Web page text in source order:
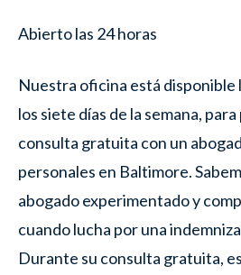
Abierto las 24 horas
Nuestra oficina está disponible
los siete días de la semana,
consulta gratuita con un
personales en Baltimore.
abogado experimentado y
cuando lucha por una
Durante su consulta gratuita,